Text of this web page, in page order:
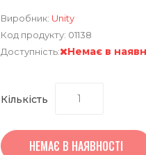
Виробник: Unity
Код продукту: 01138
Доступність:
Немає в
Кількість
НЕМАЄ В НАЯВНОСТІ